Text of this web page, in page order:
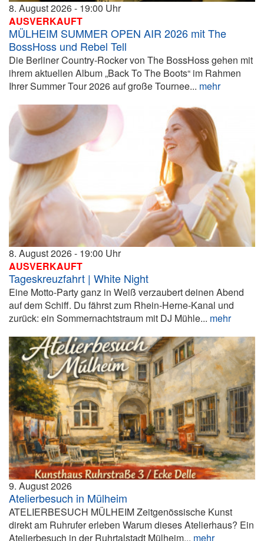
8. August 2026
19:00
AUSVERKAUFT
MÜLHEIM SUMMER OPEN AIR 2026 mit The
BossHoss und Rebel Tell
Die Berliner Country-Rocker von The BossHoss gehen mit
ihrem aktuellen Album „Back To The Boots“ im Rahmen
Ihrer Summer Tour 2026 auf große Tournee... mehr
8. August 2026
19:00
AUSVERKAUFT
Tageskreuzfahrt | White Night
Eine Motto-Party ganz in Weiß verzaubert deinen Abend
auf dem Schiff. Du fährst zum Rhein-Herne-Kanal und
zurück: ein Sommernachtstraum mit DJ Mühle... mehr
9. August 2026
Atelierbesuch in Mülheim
ATELIERBESUCH MÜLHEIM Zeitgenössische Kunst
direkt am Ruhrufer erleben Warum dieses Atelierhaus? Ein
Atelierbesuch in der Ruhrtalstadt Mülheim... mehr